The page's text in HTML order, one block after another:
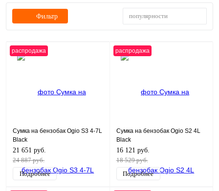
Фильтр популярности
распродажа
Сумка на бензобак Ogio S3 4-7L
Black
21 651 руб.
24 887 руб.
Подробнее
распродажа
Сумка на бензобак Ogio S2 4L
Black
16 121 руб.
18 529 руб.
Подробнее